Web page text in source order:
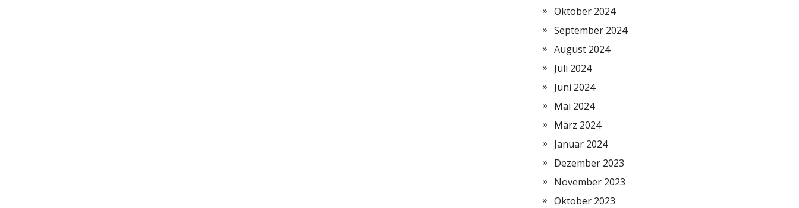
Oktober 2024
September 2024
August 2024
Juli 2024
Juni 2024
Mai 2024
März 2024
Januar 2024
Dezember 2023
November 2023
Oktober 2023